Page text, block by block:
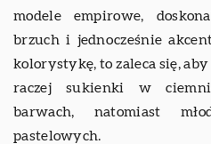
modele empirowe,
brzuch i jednocześnie
kolorystykę, to zaleca się,
raczej sukienki w
barwach, natomiast
pastelowych.